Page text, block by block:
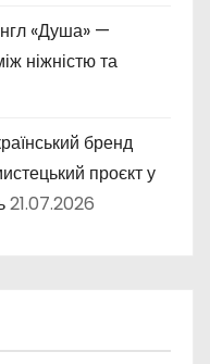
«Душа» —
ніжністю та
бренд
проєкт у
21.07.2026